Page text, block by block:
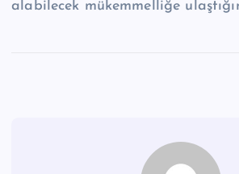
alabilecek mükemmelliğe